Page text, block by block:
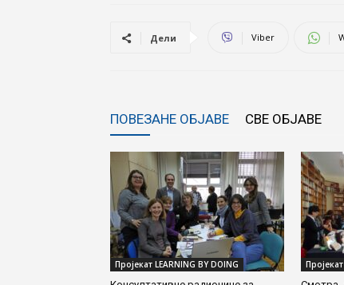
Дели Viber
ПОВЕЗАНЕ ОБЈАВЕ СВЕ ОБЈАВЕ
Пројекат LEARNING BY DOING